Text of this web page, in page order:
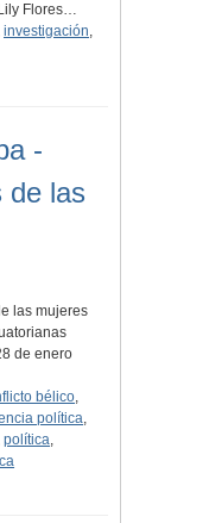
Flores…
investigación,
-
de las
las mujeres
de enero
bélico,
política,
política,